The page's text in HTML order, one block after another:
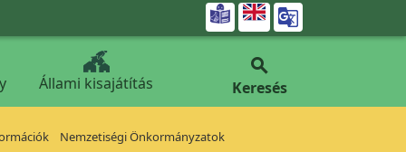

Állami kisajátítás

Keresés
Nemzetiségi Önkormányzatok